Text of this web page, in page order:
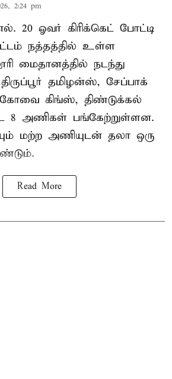
2:24 pm
20 ஓவர் கிரிக்கெட் போட்டி
நத்தத்தில் உள்ள
மைதானத்தில் நடந்து
தமிழன்ஸ், சேப்பாக்
கிங்ஸ், திண்டுக்கல்
8 அணிகள் பங்கேற்றுள்ளன.
மற்ற அணியுடன் தலா ஒரு
Read More